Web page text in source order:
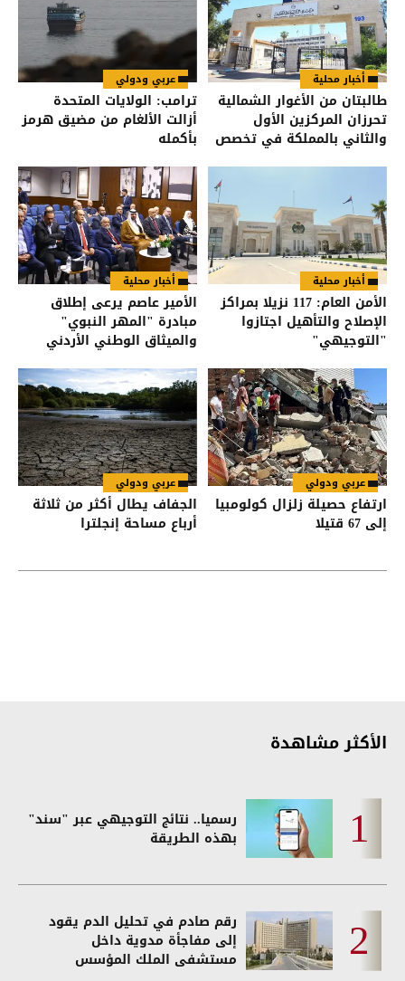
أخبار محلية
طالبتان من الأغوار الشمالية
تحرزان المركزين الأول
والثاني بالمملكة في تخصص
عربي ودولي
ترامب: الولايات المتحدة
أزالت الألغام من مضيق هرمز
بأكمله
أخبار محلية
الأمن العام: 117 نزيلا بمراكز
الإصلاح والتأهيل اجتازوا
"التوجيهي"
أخبار محلية
الأمير عاصم يرعى إطلاق
مبادرة "المهر النبوي"
والميثاق الوطني الأردني
عربي ودولي
ارتفاع حصيلة زلزال كولومبيا
إلى 67 قتيلا
عربي ودولي
الجفاف يطال أكثر من ثلاثة
أرباع مساحة إنجلترا
الأكثر مشاهدة
رسميا.. نتائج التوجيهي عبر "سند"
بهذه الطريقة
رقم صادم في تحليل الدم يقود
إلى مفاجأة مدوية داخل
مستشفى الملك المؤسس